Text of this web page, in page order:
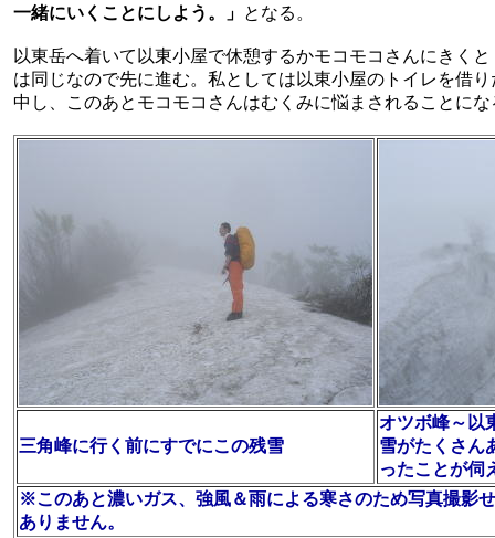
一緒にいくことにしよう。」 となる。
以東岳へ着いて以東小屋で休憩するかモコモコさんにきく
は同じなので先に進む。私としては以東小屋のトイレを借
中し、このあとモコモコさんはむくみに悩まされることにな
三角峰に行く前にすでにこの残雪
オツボ峰～以
雪がたくさん
ったことが伺
※このあと濃いガス、強風＆雨による寒さのため写真撮影
ありません。